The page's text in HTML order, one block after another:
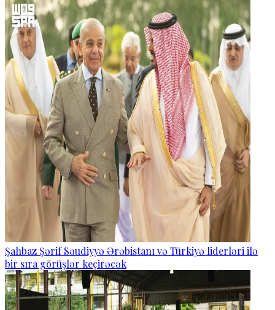
Şahbaz Şərif Səudiyyə Ərəbistanı və Türkiyə liderləri ilə
bir sıra görüşlər keçirəcək